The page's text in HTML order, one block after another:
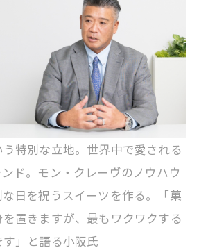
特別な立地。世界中で愛される
ド。モン・クレーヴのノウハウ
日を祝うスイーツを作る。「菓
置きますが、最もワクワクする
」と語る小阪氏